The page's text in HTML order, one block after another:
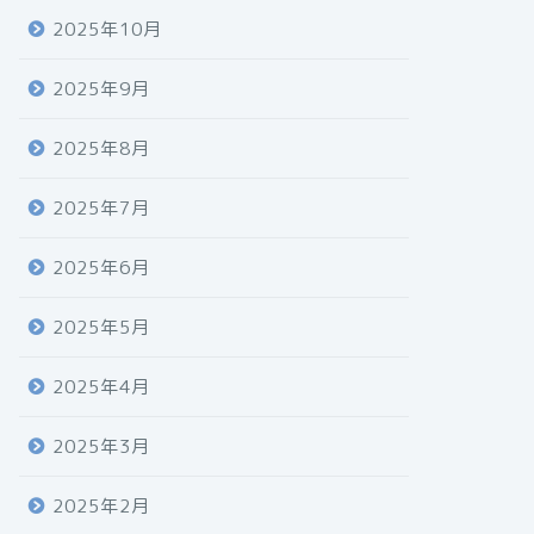
2025年10月
2025年9月
2025年8月
2025年7月
2025年6月
2025年5月
2025年4月
2025年3月
2025年2月